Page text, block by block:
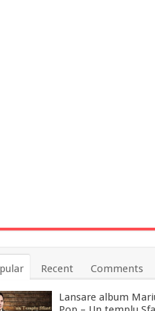
Recent Comments
Lansare album